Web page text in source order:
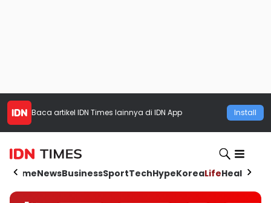
Baca artikel IDN Times lainnya di IDN App Install
HomeNewsBusinessSportTechHypeKoreaLifeHealth